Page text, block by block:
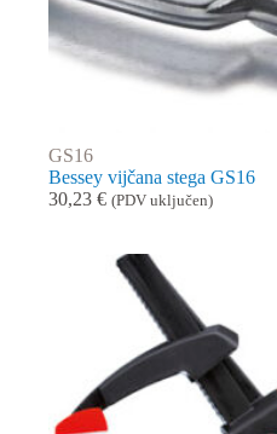
GS16
Bessey vijčana stega GS16
30,23 € (PDV uključen)